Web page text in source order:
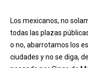
Los mexicanos, no
todas las plazas
o no, abarrotamos los
ciudades y no se diga,